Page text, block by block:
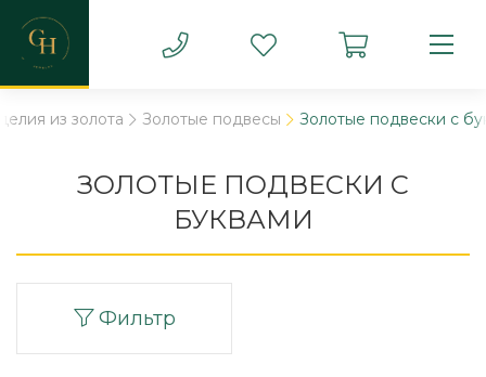
из золота Золотые подвесы Золотые подвески с
ЗОЛОТЫЕ ПОДВЕСКИ С
БУКВАМИ
Фильтр